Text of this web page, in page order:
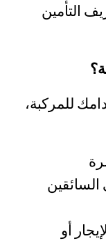
التأمين
للمركبة،
أو